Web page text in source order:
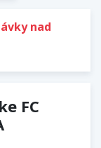
nad
FC